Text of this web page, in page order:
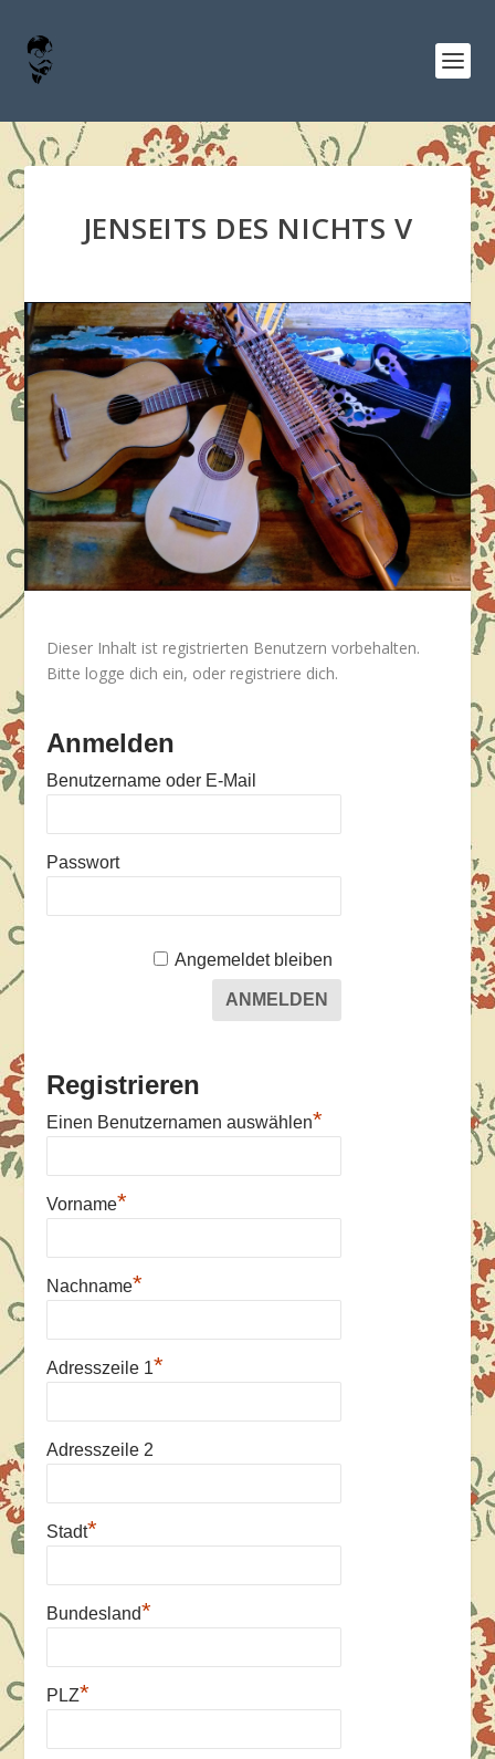
JENSEITS DES NICHTS V
Dieser Inhalt ist registrierten Benutzern vorbehalten.
Bitte logge dich ein, oder registriere dich.
Anmelden
Benutzername oder E-Mail
Passwort
Angemeldet bleiben
Registrieren
Einen Benutzernamen auswählen*
Vorname*
Nachname*
Adresszeile 1*
Adresszeile 2
Stadt*
Bundesland*
PLZ*